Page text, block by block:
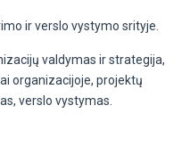
ir verslo vystymo srityje.
valdymas ir strategija,
organizacijoje, projektų
verslo vystymas.